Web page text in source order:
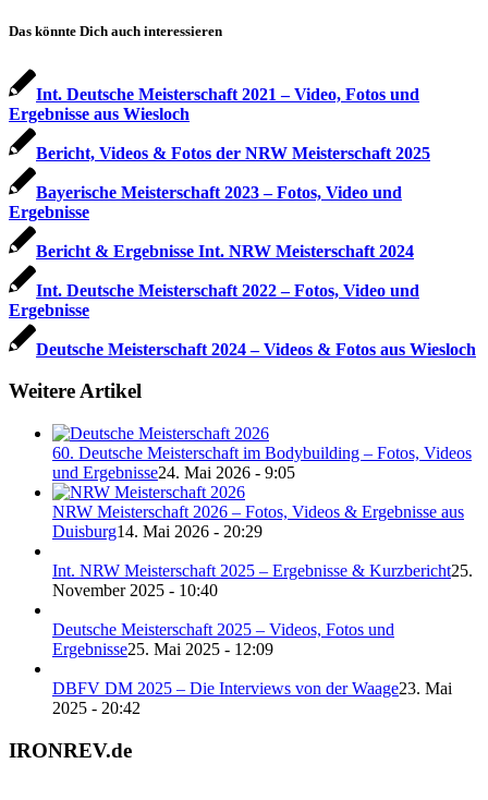
Das könnte Dich auch interessieren
Int. Deutsche Meisterschaft 2021 – Video, Fotos und
Ergebnisse aus Wiesloch
Bericht, Videos & Fotos der NRW Meisterschaft 2025
Bayerische Meisterschaft 2023 – Fotos, Video und
Ergebnisse
Bericht & Ergebnisse Int. NRW Meisterschaft 2024
Int. Deutsche Meisterschaft 2022 – Fotos, Video und
Ergebnisse
Deutsche Meisterschaft 2024 – Videos & Fotos aus Wiesloch
Weitere Artikel
60. Deutsche Meisterschaft im Bodybuilding – Fotos, Videos
und Ergebnisse24. Mai 2026 - 9:05
NRW Meisterschaft 2026 – Fotos, Videos & Ergebnisse aus
Duisburg14. Mai 2026 - 20:29
Int. NRW Meisterschaft 2025 – Ergebnisse & Kurzbericht25.
November 2025 - 10:40
Deutsche Meisterschaft 2025 – Videos, Fotos und
Ergebnisse25. Mai 2025 - 12:09
DBFV DM 2025 – Die Interviews von der Waage23. Mai
2025 - 20:42
IRONREV.de